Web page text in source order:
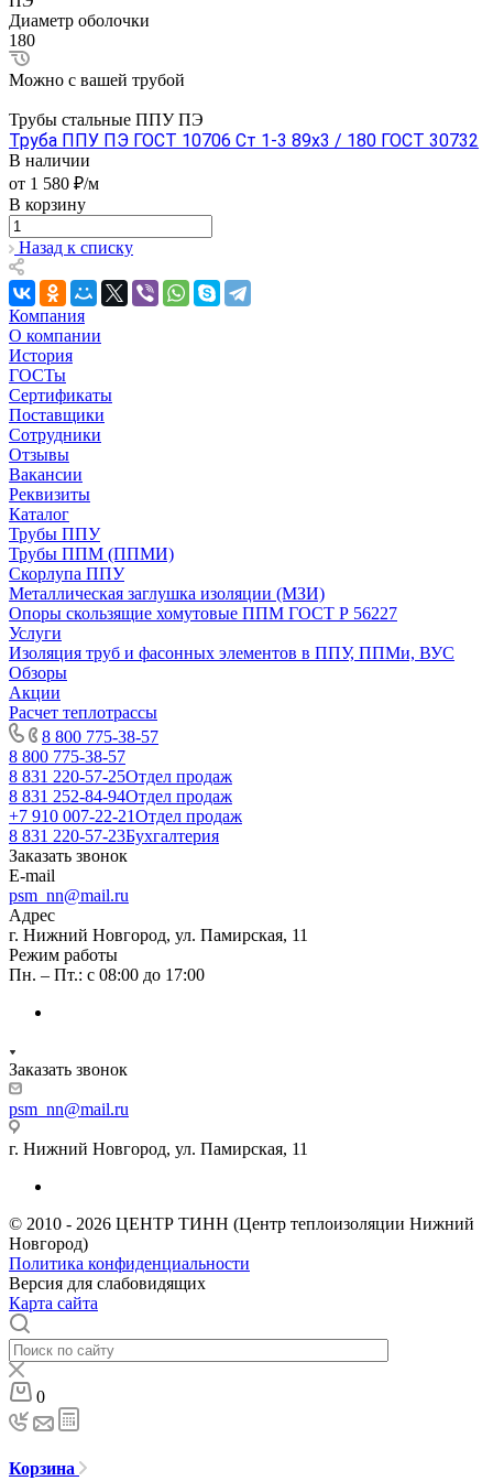
Диаметр оболочки
180
Можно с вашей трубой
Трубы стальные ППУ ПЭ
Труба ППУ ПЭ ГОСТ 10706 Ст 1-3 89x3 / 180 ГОСТ 30732
В наличии
от 1 580 ₽/м
В корзину
Назад к списку
Компания
О компании
История
ГОСТы
Сертификаты
Поставщики
Сотрудники
Отзывы
Вакансии
Реквизиты
Каталог
Трубы ППУ
Трубы ППМ (ППМИ)
Скорлупа ППУ
Металлическая заглушка изоляции (МЗИ)
Опоры скользящие хомутовые ППМ ГОСТ Р 56227
Услуги
Изоляция труб и фасонных элементов в ППУ, ППМи, ВУС
Обзоры
Акции
Расчет теплотрассы
8 800 775-38-57
8 800 775-38-57
8 831 220-57-25Отдел продаж
8 831 252-84-94Отдел продаж
+7 910 007-22-21Отдел продаж
8 831 220-57-23Бухгалтерия
Заказать звонок
E-mail
psm_nn@mail.ru
Адрес
г. Нижний Новгород, ул. Памирская, 11
Режим работы
Пн. – Пт.: с 08:00 до 17:00
Заказать звонок
psm_nn@mail.ru
г. Нижний Новгород, ул. Памирская, 11
© 2010 - 2026 ЦЕНТР ТИНН (Центр теплоизоляции Нижний
Новгород)
Политика конфиденциальности
Версия для слабовидящих
Карта сайта
0
Корзина